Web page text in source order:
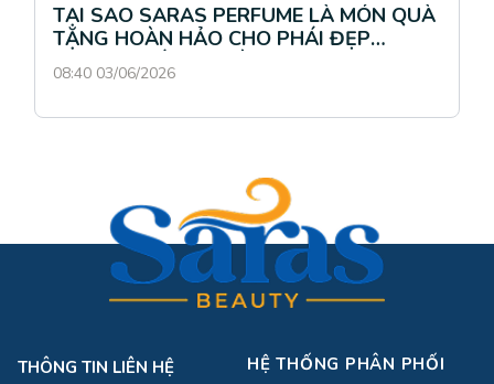
TẠI SAO SARAS PERFUME LÀ MÓN QUÀ
TẶNG HOÀN HẢO CHO PHÁI ĐẸP
TRONG THÁNG 4 NÀY?
08:40 03/06/2026
THÔNG TIN LIÊN HỆ HỆ THỐNG PHÂN PHỐI